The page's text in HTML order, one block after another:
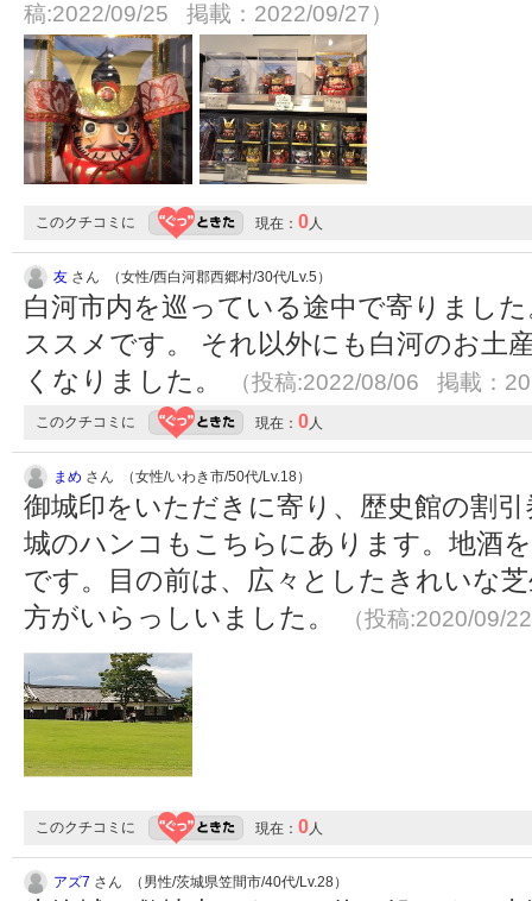
稿:2022/09/25 掲載：2022/09/27）
このクチコミに 現在： 0人
友 さん （女性/西白河郡西郷村/30代/Lv.5）
白河市内を巡っている途中で寄りまし
ススメです。 それ以外にも白河のお土
くなりました。
（投稿:2022/08/06 掲載：
このクチコミに 現在： 0人
まめ さん （女性/いわき市/50代/Lv.18）
御城印をいただきに寄り、歴史館の割
城のハンコもこちらにあります。地酒
です。目の前は、広々としたきれいな
方がいらっしいました。
（投稿:2020/09/
このクチコミに 現在： 0人
アズ7 さん （男性/茨城県笠間市/40代/Lv.28）